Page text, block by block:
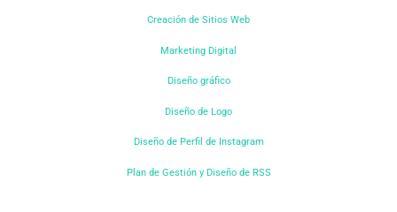
Creación de Sitios Web
Marketing Digital
Diseño gráfico
Diseño de Logo
Diseño de Perfil de Instagram
Plan de Gestión y Diseño de RSS